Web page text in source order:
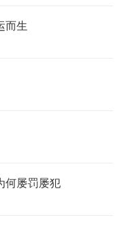
而生
何屡罚屡犯